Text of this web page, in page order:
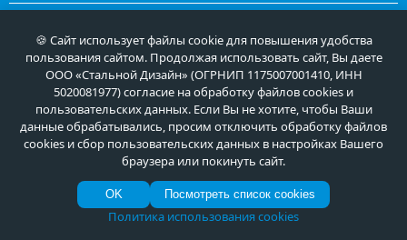
стильной 3D-отделкой!
🍪 Сайт использует файлы cookie для повышения удобства
пользования сайтом. Продолжая использовать сайт, Вы даете
ООО «Стальной Дизайн» (ОГРНИП 1175007001410, ИНН
5020081977) согласие на обработку файлов cookies и
пользовательских данных. Если Вы не хотите, чтобы Ваши
данные обрабатывались, просим отключить обработку файлов
cookies и сбор пользовательских данных в настройках Вашего
браузера или покинуть сайт.
OK Посмотреть список cookies
Политика использования cookies